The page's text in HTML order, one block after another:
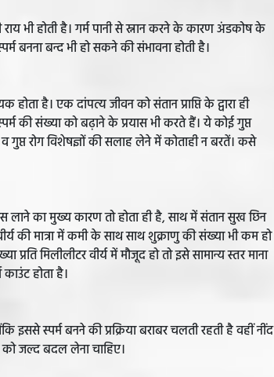
भी होती है। गर्म पानी से स्नान करने के कारण अंडकोष के
बनना बन्द भी हो सकने की संभावना होती है।
है। एक दांपत्य जीवन को संतान प्राप्ति के द्वारा ही
की संख्या को बढ़ाने के प्रयास भी करते हैं। ये कोई गुप्त
गुप्त रोग विशेषज्ञों की सलाह लेने में कोताही न बरतें। कसे
का मुख्य कारण तो होता ही है, साथ में संतान सुख छिन
की मात्रा में कमी के साथ साथ शुक्राणु की संख्या भी कम हो
मिलीलीटर वीर्य में मौजूद हो तो इसे सामान्य स्तर माना
होता है।
स्पर्म बनने की प्रक्रिया बराबर चलती रहती है वहीं नींद
जल्द बदल लेना चाहिए।